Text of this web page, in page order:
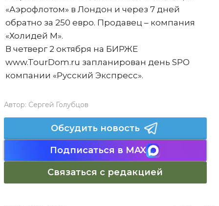
«Аэрофлотом» в Лондон и через 7 дней
обратно за 250 евро. Продавец – компания
«Холидей М».
В четверг 2 октября на БИРЖЕ
www.TourDom.ru запланирован день SPO
компании «Русский Экспресс».
Автор: Сергей Голубцов
Обсудить новость
Подписаться в MAX
Связаться с редакцией